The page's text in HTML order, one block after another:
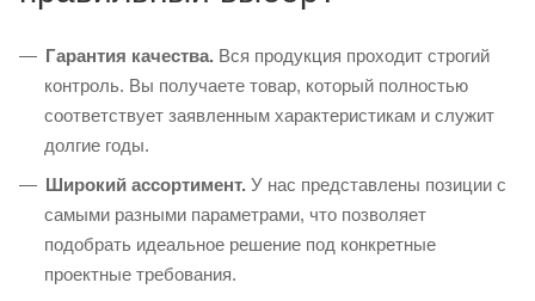
Гарантия качества. Вся продукция проходит строгий
контроль. Вы получаете товар, который полностью
соответствует заявленным характеристикам и служит
долгие годы.
Широкий ассортимент. У нас представлены позиции с
самыми разными параметрами, что позволяет
подобрать идеальное решение под конкретные
проектные требования.